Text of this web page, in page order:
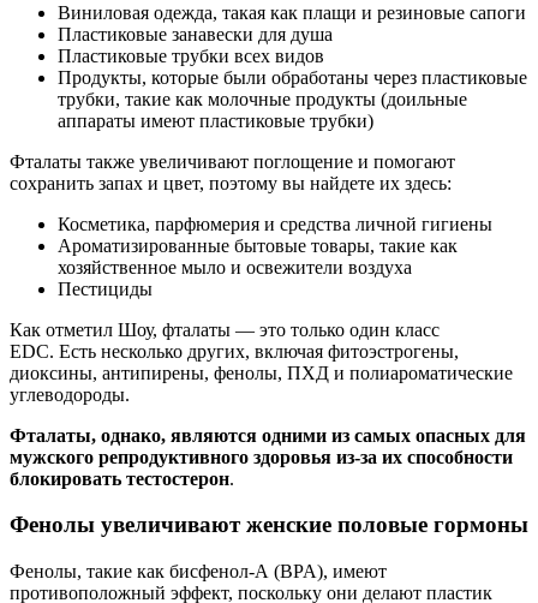
Виниловая одежда, такая как плащи и резиновые сапоги
Пластиковые занавески для душа
Пластиковые трубки всех видов
Продукты, которые были обработаны через пластиковые
трубки, такие как молочные продукты (доильные
аппараты имеют пластиковые трубки)
Фталаты также увеличивают поглощение и помогают
сохранить запах и цвет, поэтому вы найдете их здесь:
Косметика, парфюмерия и средства личной гигиены
Ароматизированные бытовые товары, такие как
хозяйственное мыло и освежители воздуха
Пестициды
Как отметил Шоу, фталаты — это только один класс
EDC. Есть несколько других, включая фитоэстрогены,
диоксины, антипирены, фенолы, ПХД и полиароматические
углеводороды.
Фталаты, однако, являются одними из самых опасных для
мужского репродуктивного здоровья из-за их способности
блокировать тестостерон.
Фенолы увеличивают женские половые гормоны
Фенолы, такие как бисфенол-А (BPA), имеют
противоположный эффект, поскольку они делают пластик